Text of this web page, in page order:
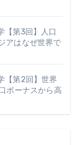
【第3回】人口
アはなぜ世界で
【第2回】世界
ボーナスから高